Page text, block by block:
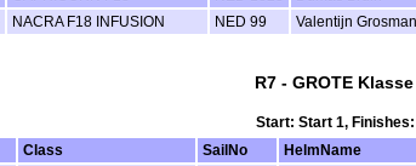
NACRA F18 INFUSION NED 99 Valentijn
R7 - GROTE
Start: Start 1,
Class SailNo HelmName